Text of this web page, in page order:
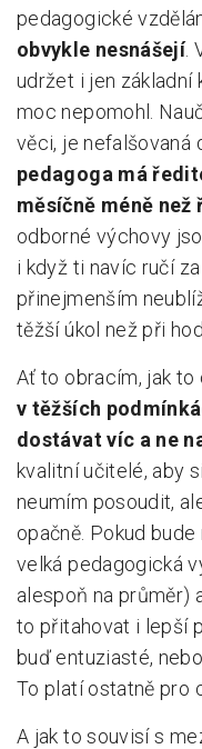
pedagogické
obvykle nesnášejí.
udržet i jen základní
moc nepomohl.
věci, je nefalšovaná
pedagoga má
měsíčně méně
odborné výchovy
i když ti navíc ručí
přinejmenším
těžší úkol než při
Ať to obracím, jak to
v těžších
dostávat víc a ne
kvalitní učitelé, aby
neumím posoudit,
opačně. Pokud
velká pedagogická
alespoň na průměr)
to přitahovat i lepší
buď entuziasté,
To platí ostatně pro
A jak to souvisí s